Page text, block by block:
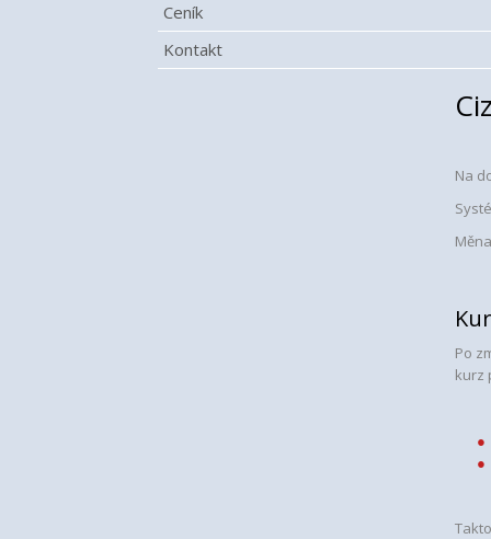
Ceník
Kontakt
Na
Po
kurz